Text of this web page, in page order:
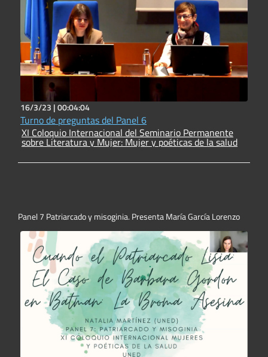
16/3/23 |00:04:04
Turno de preguntas del Panel 6
XI Coloquio Internacional del Seminario Permanente
sobre Literatura y Mujer: Mujer y poéticas de la salud
Panel 7 Patriarcado y misoginia. Presenta María García Lorenzo